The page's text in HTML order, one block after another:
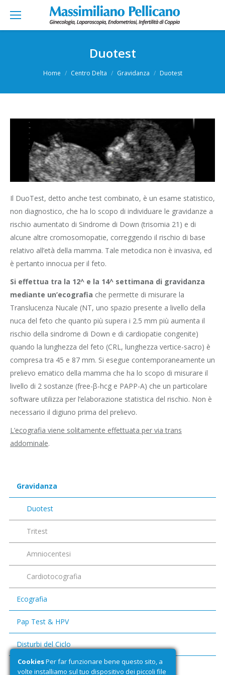
Duotest
You are here:
Home Centro Delta Gravidanza Duotest
Il DuoTest, detto anche test combinato, è un esame statistico,
non diagnostico, che ha lo scopo di individuare le gravidanze a
rischio aumentato di Sindrome di Down (trisomia 21) e di
alcune altre cromosomopatie, correggendo il rischio di base
relativo all’età della mamma. Tale metodica non è invasiva, ed
è pertanto innocua per il feto.
Si effettua tra la 12^ e la 14^ settimana di gravidanza
mediante un’ecografia che permette di misurare la
Translucenza Nucale (NT, uno spazio presente a livello della
nuca del feto che quanto più supera i 2.5 mm più aumenta il
rischio della sindrome di Down e di cardiopatie congenite)
quando la lunghezza del feto (CRL, lunghezza vertice-sacro) è
compresa tra 45 e 87 mm. Si esegue contemporaneamente un
prelievo ematico della mamma che ha lo scopo di misurare il
livello di 2 sostanze (free-β-hcg e PAPP-A) che un particolare
software utilizza per l’elaborazione statistica del rischio. Non è
necessario il digiuno prima del prelievo.
L’ecografia viene solitamente effettuata per via trans
addominale.
Gravidanza
Duotest
Tritest
Amniocentesi
Cardiotocografia
Ecografia
Pap Test & HPV
Disturbi del Ciclo
CookiesPer far funzionare bene questo sito, a
volte installiamo sul tuo dispositivo dei piccoli file